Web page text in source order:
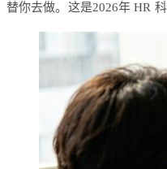
替你去做。这是2026年 HR